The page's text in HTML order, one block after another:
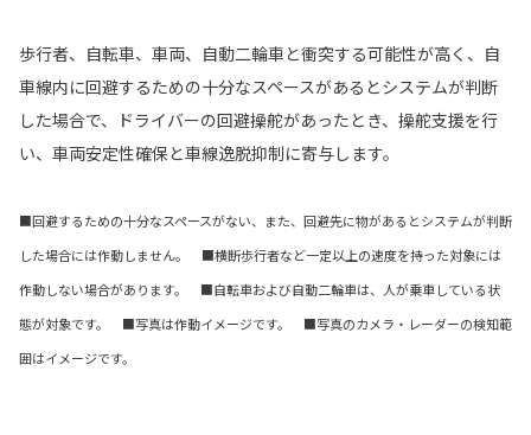
歩行者、自転車、車両、自動二輪車と衝突する可能性が高く、自
車線内に回避するための十分なスペースがあるとシステムが判断
した場合で、ドライバーの回避操舵があったとき、操舵支援を行
い、車両安定性確保と車線逸脱抑制に寄与します。
■回避するための十分なスペースがない、また、回避先に物があるとシステムが判断
した場合には作動しません。 ■横断歩行者など一定以上の速度を持った対象には
作動しない場合があります。 ■自転車および自動二輪車は、人が乗車している状
態が対象です。 ■写真は作動イメージです。 ■写真のカメラ・レーダーの検知範
囲はイメージです。